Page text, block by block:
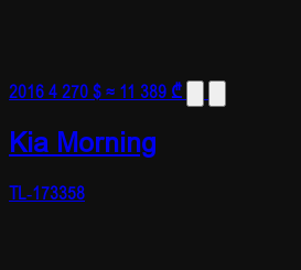
20164 270 $≈ 11 389 ₾
Kia Morning
TL-173358